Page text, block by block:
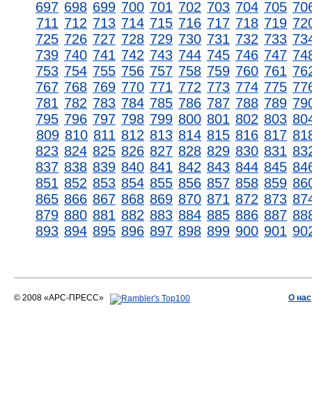
697 698 699 700 701 702 703 704 705
711 712 713 714 715 716 717 718 719
725 726 727 728 729 730 731 732 733
739 740 741 742 743 744 745 746 747
753 754 755 756 757 758 759 760 761
767 768 769 770 771 772 773 774 775
781 782 783 784 785 786 787 788 789
795 796 797 798 799 800 801 802 803
809 810 811 812 813 814 815 816 817
823 824 825 826 827 828 829 830 831
837 838 839 840 841 842 843 844 845
851 852 853 854 855 856 857 858 859
865 866 867 868 869 870 871 872 873
879 880 881 882 883 884 885 886 887
893 894 895 896 897 898 899 900 901
© 2008 «АРС-ПРЕСС» О нас